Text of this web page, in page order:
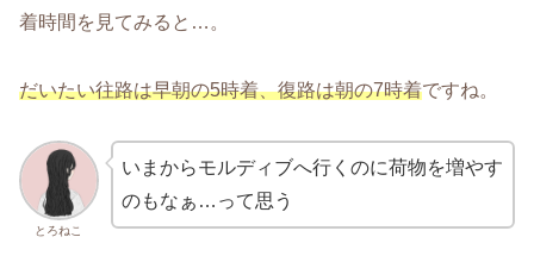
着時間を見てみると…。
だいたい往路は早朝の5時着、復路は朝の7時着ですね。
とろねこ
いまからモルディブへ行くのに荷物を増やす
のもなぁ…って思う